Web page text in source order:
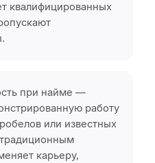
квалифицированных
при найме —
работу
или известных
карьеру,